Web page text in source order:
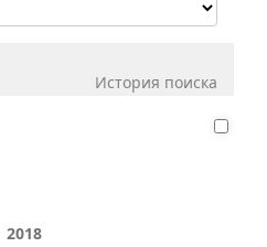
История поиска
2018